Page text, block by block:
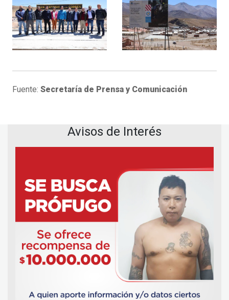
Fuente: Secretaría de Prensa y Comunicación
Avisos de Interés